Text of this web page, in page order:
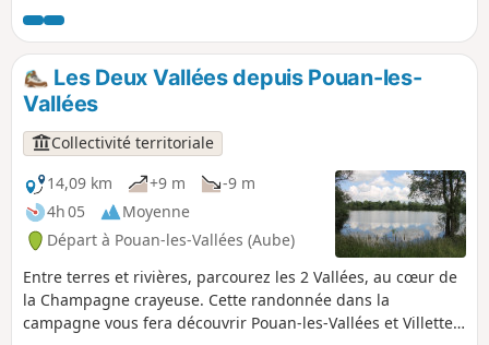
ruine, ce lieu a été cédé au domaine.
Les Deux Vallées depuis Pouan-les-
Vallées
Collectivité territoriale
14,09 km
+9 m
-9 m
4h 05
Moyenne
Départ à Pouan-les-Vallées (Aube)
Entre terres et rivières, parcourez les 2 Vallées, au cœur de
la Champagne crayeuse. Cette randonnée dans la
campagne vous fera découvrir Pouan-les-Vallées et Villette-